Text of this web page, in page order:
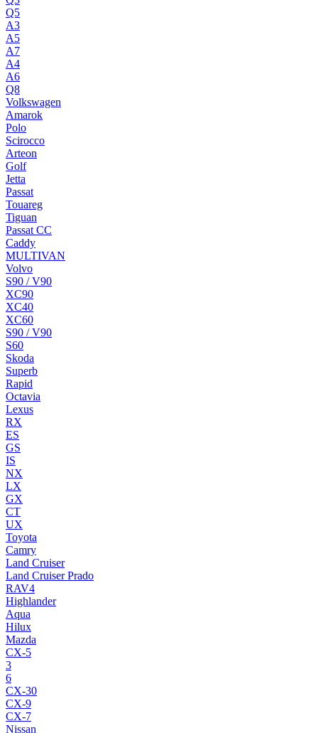
Q5
A3
A5
A7
A4
A6
Q8
Volkswagen
Amarok
Polo
Scirocco
Arteon
Golf
Jetta
Passat
Touareg
Tiguan
Passat CC
Caddy
MULTIVAN
Volvo
S90 / V90
XC90
XC40
XC60
S90 / V90
S60
Skoda
Superb
Rapid
Octavia
Lexus
RX
ES
GS
IS
NX
LX
GX
CT
UX
Toyota
Camry
Land Cruiser
Land Cruiser Prado
RAV4
Highlander
Aqua
Hilux
Mazda
CX-5
3
6
CX-30
CX-9
CX-7
Nissan